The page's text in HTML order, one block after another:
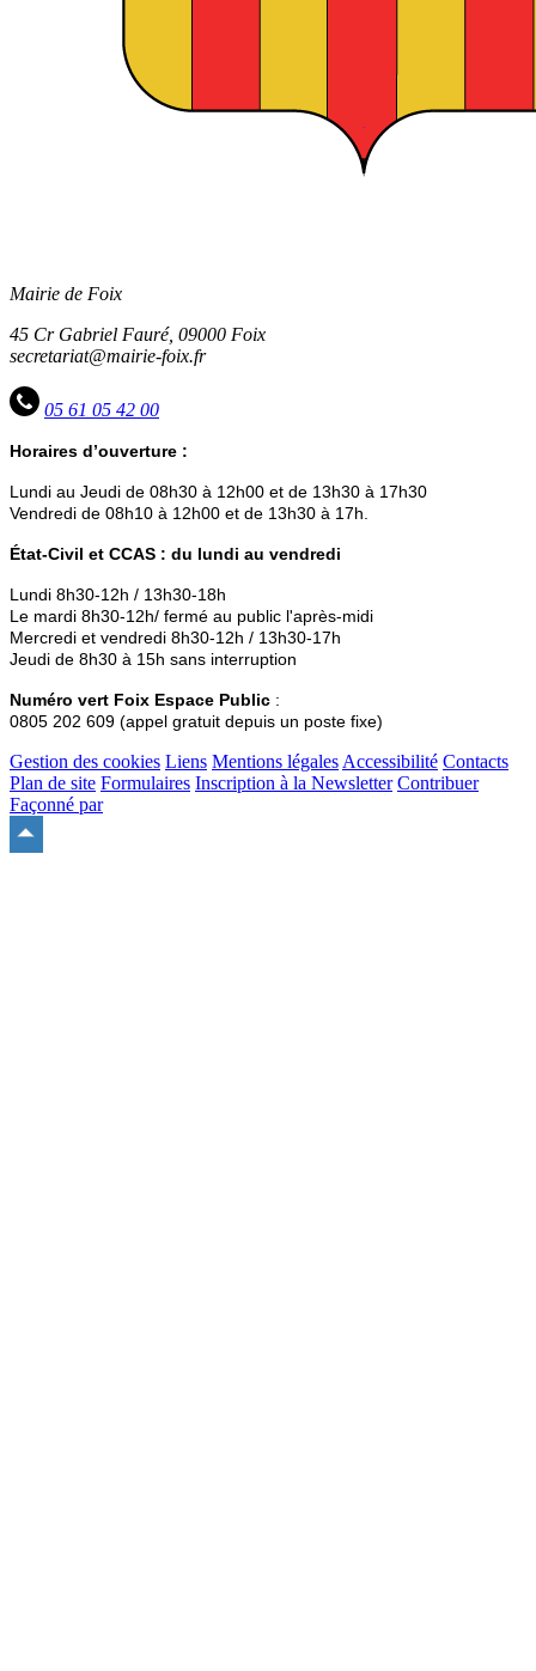
Mairie de Foix
45 Cr Gabriel Fauré, 09000 Foix
secretariat@mairie-foix.fr
05 61 05 42 00
Horaires d’ouverture :
Lundi au Jeudi de 08h30 à 12h00 et de 13h30 à 17h30
Vendredi de 08h10 à 12h00 et de 13h30 à 17h.
État-Civil et CCAS : du lundi au vendredi
Lundi 8h30-12h / 13h30-18h
Le mardi 8h30-12h/ fermé au public l'après-midi
Mercredi et vendredi 8h30-12h / 13h30-17h
Jeudi de 8h30 à 15h sans interruption
Numéro vert Foix Espace Public :
0805 202 609 (appel gratuit depuis un poste fixe)
Gestion des cookies Liens Mentions légalesAccessibilité Contacts
Plan de site Formulaires Inscription à la Newsletter Contribuer
Façonné par